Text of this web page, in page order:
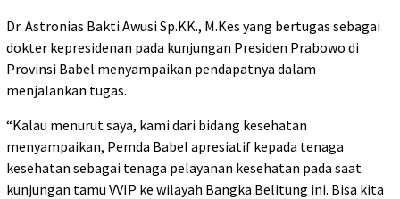
Dr. Astronias Bakti Awusi Sp.KK., M.Kes yang bertugas sebagai
dokter kepresidenan pada kunjungan Presiden Prabowo di
Provinsi Babel menyampaikan pendapatnya dalam
menjalankan tugas.
“Kalau menurut saya, kami dari bidang kesehatan
menyampaikan, Pemda Babel apresiatif kepada tenaga
kesehatan sebagai tenaga pelayanan kesehatan pada saat
kunjungan tamu VVIP ke wilayah Bangka Belitung ini. Bisa kita